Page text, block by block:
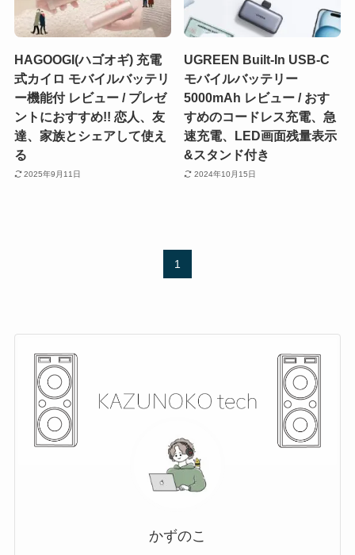
HAGOOGI(ハゴオギ) 充電
式カイロ モバイルバッテリ
ー機能付 レビュー / プレゼ
ントにおすすめ!! 恋人、友
達、家族とシェアして使え
る
2025年9月11日
UGREEN Built-In USB-C
モバイルバッテリー
5000mAh レビュー / おす
すめのコードレス充電、急
速充電、LED画面残量表示
&スタンド付き
2024年10月15日
1
かずのこ